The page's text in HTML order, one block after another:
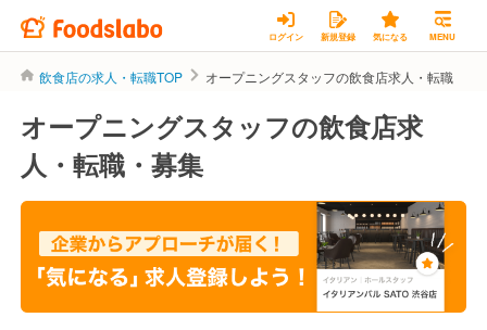
ログイン 新規登録 気になる MENU
飲食店の求人・転職TOP オープニングスタッフの飲食店求人・転職
オープニングスタッフの飲食店求
人・転職・募集